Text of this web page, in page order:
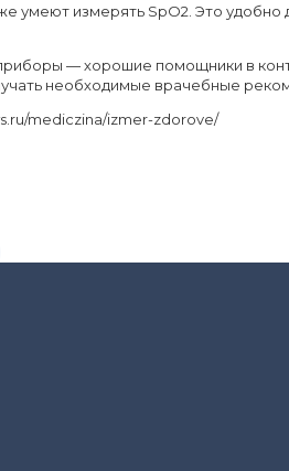
умеют измерять SpO2. Это
— хорошие помощники в
необходимые врачебные
mediczina/izmer-zdorove/